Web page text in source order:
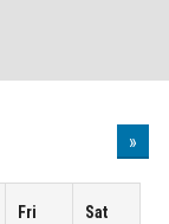
»
Fri Sat